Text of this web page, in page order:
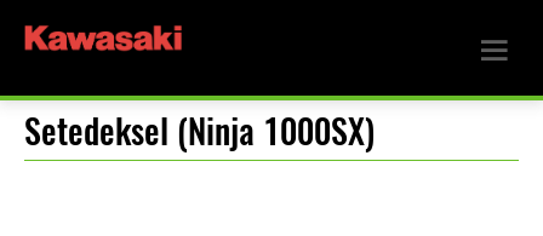
Setedeksel (Ninja 1000SX)